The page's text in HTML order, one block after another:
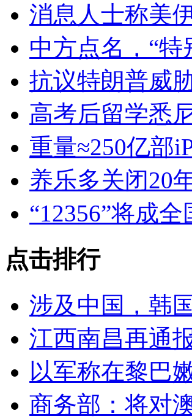
消息人士称美
中方点名，“特
抗议特朗普威
高考后留学悉
重量≈250亿部
养乐多关闭20
“12356”将成
点击排行
涉及中国，韩
江西南昌再通
以军称在黎巴
商务部：将对